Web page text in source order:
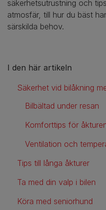
säkerhetsutrustning och
atmosfär, till hur du bäst
särskilda behov.
I den här artikeln
Säkerhet vid bilåkning
Bilbältad under resan
Komforttips för
Ventilation och
Tips till långa åkturer
Ta med din valp i bilen
Köra med seniorhund